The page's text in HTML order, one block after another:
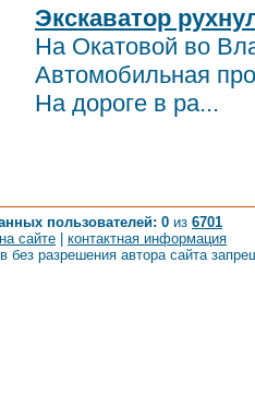
Экскаватор
На Окатовой во
Автомобильная
На дороге в ра...
пользователей: 0 из 6701
сайте
контактная информация
без разрешения автора сайта